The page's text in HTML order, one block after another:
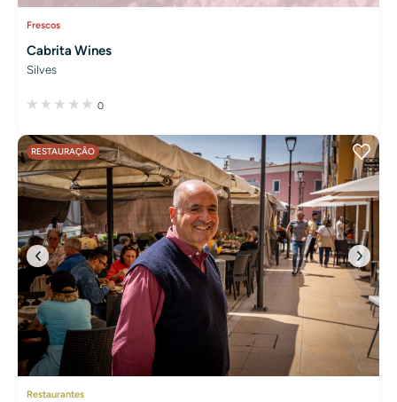
Frescos
Cabrita Wines
Silves
0
RESTAURAÇÃO
Restaurantes